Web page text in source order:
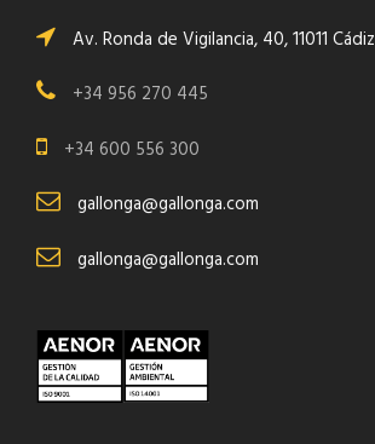
Av. Ronda de Vigilancia, 40, 11011 Cádiz
+34 956 270 445
+34 600 556 300
gallonga@gallonga.com
gallonga@gallonga.com